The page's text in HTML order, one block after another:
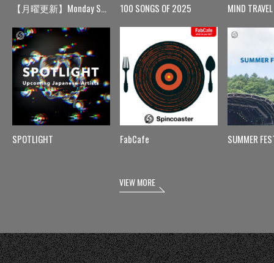
【月曜更新】Monday Spin
SPOTLIGHT
100 SONGS OF 2025
FabCafe
MIND TRAVEL
SUMMER
VIEW MORE